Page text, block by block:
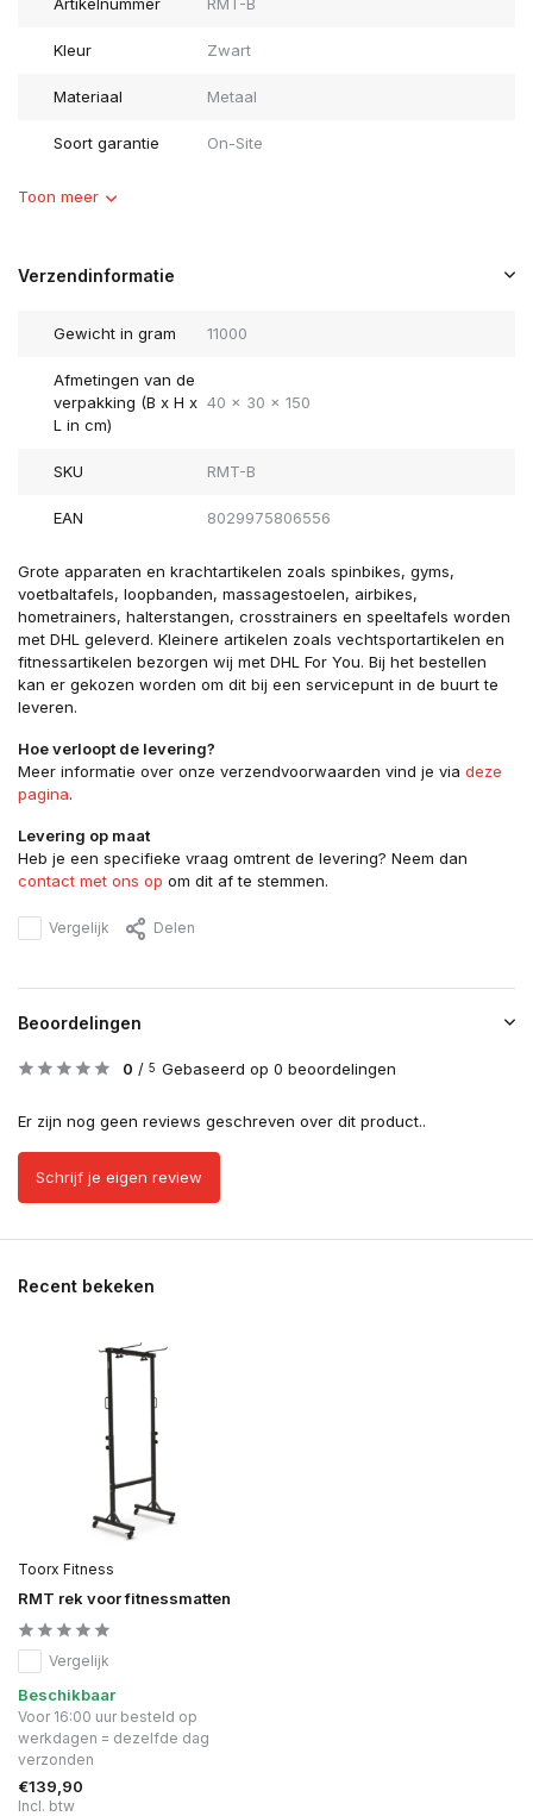
Artikelnummer RMT-B
Kleur Zwart
Materiaal Metaal
Soort garantie On-Site
Toon meer
Verzendinformatie
Gewicht in gram 11000
Afmetingen van de
verpakking (B x H x
L in cm)
40 x 30 x 150
SKU RMT-B
EAN 8029975806556
Grote apparaten en krachtartikelen zoals spinbikes, gyms,
voetbaltafels, loopbanden, massagestoelen, airbikes,
hometrainers, halterstangen, crosstrainers en speeltafels worden
met DHL geleverd. Kleinere artikelen zoals vechtsportartikelen en
fitnessartikelen bezorgen wij met DHL For You. Bij het bestellen
kan er gekozen worden om dit bij een servicepunt in de buurt te
leveren.
Hoe verloopt de levering?
Meer informatie over onze verzendvoorwaarden vind je via deze
pagina.
Levering op maat
Heb je een specifieke vraag omtrent de levering? Neem dan
contact met ons op om dit af te stemmen.
Vergelijk Delen
Beoordelingen
0 / 5 Gebaseerd op 0 beoordelingen
Er zijn nog geen reviews geschreven over dit product..
Schrijf je eigen review
Recent bekeken
Toorx Fitness
RMT rek voor fitnessmatten
Vergelijk
Beschikbaar
Voor 16:00 uur besteld op
werkdagen = dezelfde dag
verzonden
€139,90
Incl. btw